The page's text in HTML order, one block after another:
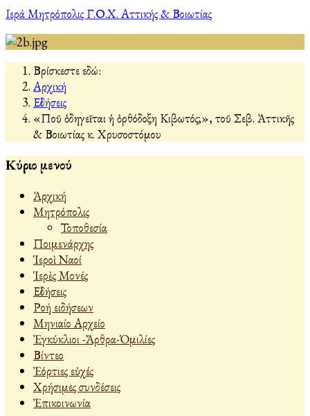
Ιερά Μητρόπολις Γ.Ο.Χ. Αττικής & Βοιωτίας
Βρίσκεστε εδώ:
Αρχική
Εἰδήσεις
«Ποῦ ὁδηγεῖται ἡ ὀρθόδοξη Κιβωτός;», τοῦ Σεβ. Ἀττικῆς
& Βοιωτίας κ. Χρυσοστόμου
Κύριο μενού
Ἀρχική
Μητρόπολις
Τοποθεσία
Ποιμενάρχης
Ἱεροὶ Ναοί
Ἱερὲς Μονές
Εἰδήσεις
Ροή ειδήσεων
Μηνιαίο Αρχείο
Ἐγκύκλιοι -Ἄρθρα-Ὁμιλίες
Βίντεο
Ἐόρτιες εὐχές
Χρήσιμες συνδέσεις
Ἐπικοινωνία